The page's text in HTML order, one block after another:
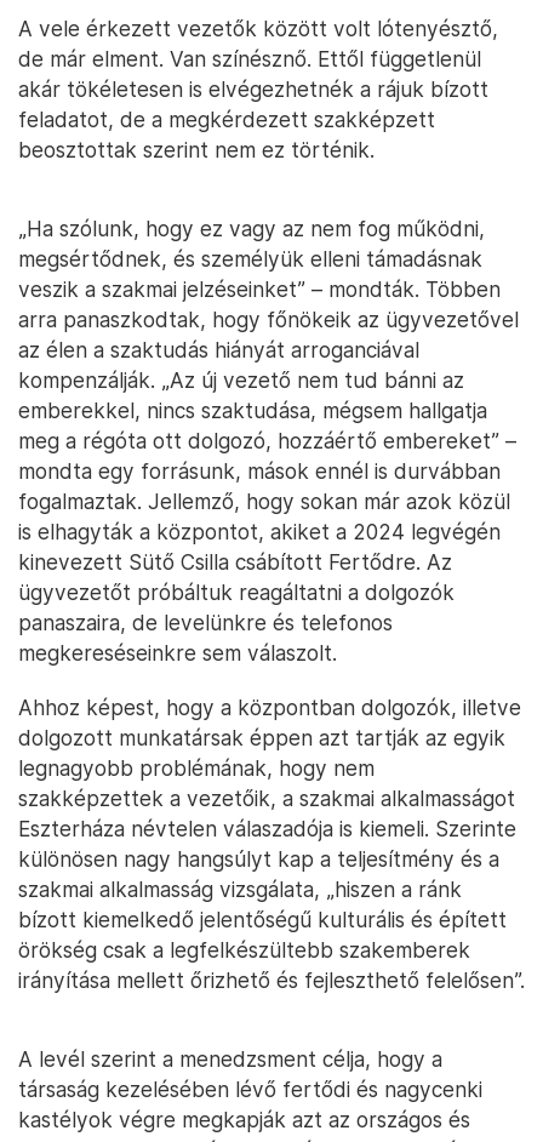
A vele érkezett vezetők között volt lótenyésztő,
de már elment. Van színésznő. Ettől függetlenül
akár tökéletesen is elvégezhetnék a rájuk bízott
feladatot, de a megkérdezett szakképzett
beosztottak szerint nem ez történik.
„Ha szólunk, hogy ez vagy az nem fog működni,
megsértődnek, és személyük elleni támadásnak
veszik a szakmai jelzéseinket” – mondták. Többen
arra panaszkodtak, hogy főnökeik az ügyvezetővel
az élen a szaktudás hiányát arroganciával
kompenzálják. „Az új vezető nem tud bánni az
emberekkel, nincs szaktudása, mégsem hallgatja
meg a régóta ott dolgozó, hozzáértő embereket” –
mondta egy forrásunk, mások ennél is durvábban
fogalmaztak. Jellemző, hogy sokan már azok közül
is elhagyták a központot, akiket a 2024 legvégén
kinevezett Sütő Csilla csábított Fertődre. Az
ügyvezetőt próbáltuk reagáltatni a dolgozók
panaszaira, de levelünkre és telefonos
megkereséseinkre sem válaszolt.
Ahhoz képest, hogy a központban dolgozók, illetve
dolgozott munkatársak éppen azt tartják az egyik
legnagyobb problémának, hogy nem
szakképzettek a vezetőik, a szakmai alkalmasságot
Eszterháza névtelen válaszadója is kiemeli. Szerinte
különösen nagy hangsúlyt kap a teljesítmény és a
szakmai alkalmasság vizsgálata, „hiszen a ránk
bízott kiemelkedő jelentőségű kulturális és épített
örökség csak a legfelkészültebb szakemberek
irányítása mellett őrizhető és fejleszthető felelősen”.
A levél szerint a menedzsment célja, hogy a
társaság kezelésében lévő fertődi és nagycenki
kastélyok végre megkapják azt az országos és